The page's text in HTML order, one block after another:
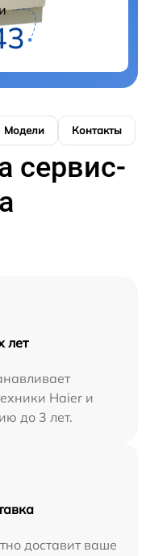
Модели Контакты
сервис-
лет
Haier и
до 3 лет.
доставит ваше